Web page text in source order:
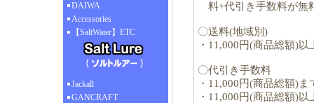
DAIWA
Accessories
【SaltWater】ETC
Jackall
GANCRAFT
料+代引き手数料が無
〇送料(地域別)
・11,000円(商品総額)
〇代引き手数料
・11,000円(商品総額)
・11,000円(商品総額)